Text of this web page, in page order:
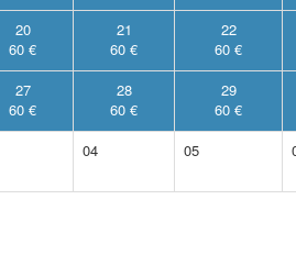
20
60 €
21
60 €
22
60 €
27
60 €
28
60 €
29
60 €
04 05